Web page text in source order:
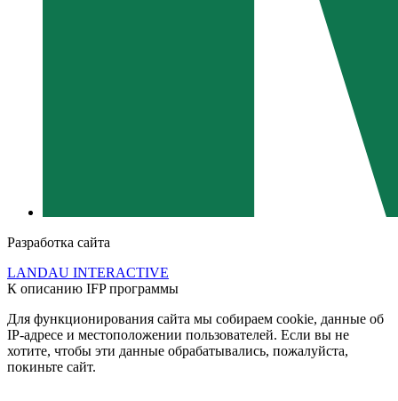
Разработка сайта
LANDAU INTERACTIVE
К описанию IFP программы
Для функционирования сайта мы собираем cookie, данные об
IP-адресе и местоположении пользователей. Если вы не
хотите, чтобы эти данные обрабатывались, пожалуйста,
покиньте сайт.